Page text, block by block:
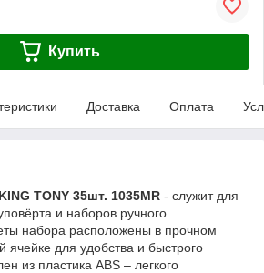
Купить
Доставка Оплата
TONY 35шт. 1035MR - служит для
и наборов ручного
набора расположены в прочном
ячейке для удобства и быстрого
из пластика ABS – легкого